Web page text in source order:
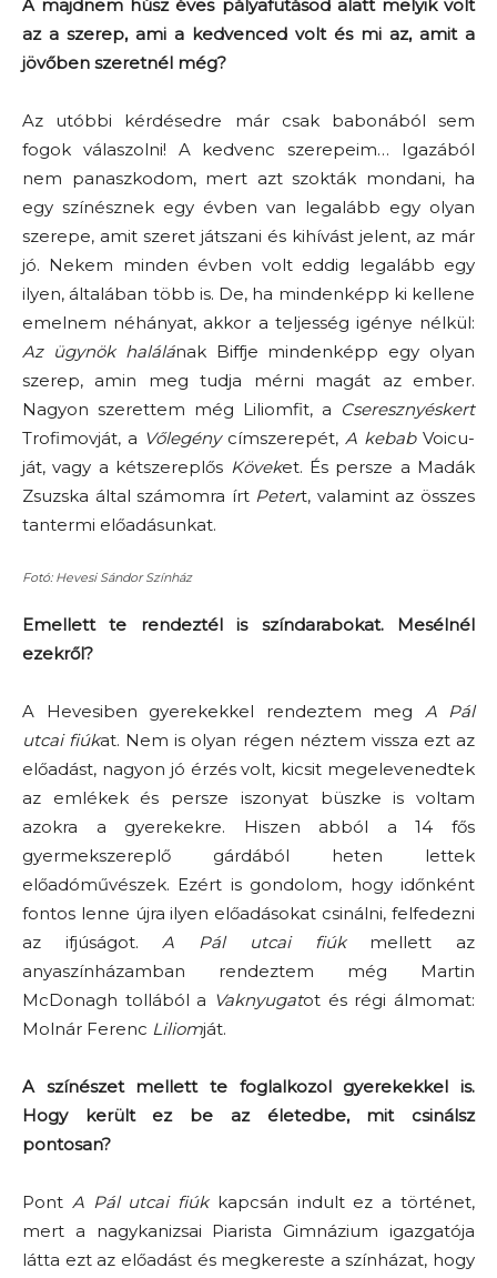
A majdnem húsz éves pályafutásod alatt melyik volt
az a szerep, ami a kedvenced volt és mi az, amit a
jövőben szeretnél még?
Az utóbbi kérdésedre már csak babonából sem
fogok válaszolni! A kedvenc szerepeim… Igazából
nem panaszkodom, mert azt szokták mondani, ha
egy színésznek egy évben van legalább egy olyan
szerepe, amit szeret játszani és kihívást jelent, az már
jó. Nekem minden évben volt eddig legalább egy
ilyen, általában több is. De, ha mindenképp ki kellene
emelnem néhányat, akkor a teljesség igénye nélkül:
Az ügynök halálának Biffje mindenképp egy olyan
szerep, amin meg tudja mérni magát az ember.
Nagyon szerettem még Liliomfit, a Cseresznyéskert
Trofimovját, a Vőlegénycímszerepét, A kebabVoicu-
ját, vagy a kétszereplős Köveket. És persze a Madák
Zsuzska által számomra írt Petert, valamint az összes
tantermi előadásunkat.
Fotó: Hevesi Sándor Színház
Emellett te rendeztél is színdarabokat. Mesélnél
ezekről?
A Hevesiben gyerekekkel rendeztem meg A Pál
utcai fiúkat. Nem is olyan régen néztem vissza ezt az
előadást, nagyon jó érzés volt, kicsit megelevenedtek
az emlékek és persze iszonyat büszke is voltam
azokra a gyerekekre. Hiszen abból a 14 fős
gyermekszereplő gárdából heten lettek
előadóművészek. Ezért is gondolom, hogy időnként
fontos lenne újra ilyen előadásokat csinálni, felfedezni
az ifjúságot.A Pál utcai fiúkmellett az
anyaszínházamban rendeztem még Martin
McDonagh tollából a Vaknyugatot és régi álmomat:
Molnár Ferenc Liliomját.
A színészet mellett te foglalkozol gyerekekkel is.
Hogy került ez be az életedbe, mit csinálsz
pontosan?
Pont A Pál utcai fiúkkapcsán indult ez a történet,
mert a nagykanizsai Piarista Gimnázium igazgatója
látta ezt az előadást és megkereste a színházat, hogy